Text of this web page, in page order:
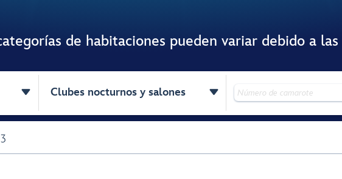
de habitaciones pueden variar debido a
 Clubes nocturnos y salones 